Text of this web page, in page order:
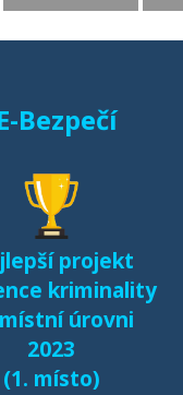
Bezpečí
projekt
kriminality
úrovni
2023
(1. místo)